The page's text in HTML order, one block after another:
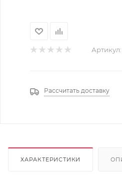
Артикул:
Рассчитать доставку
ХАРАКТЕРИСТИКИ